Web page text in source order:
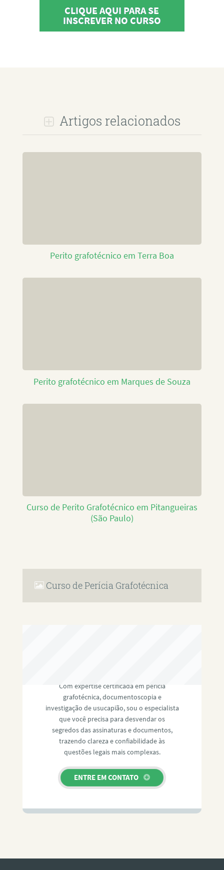
CLIQUE AQUI PARA SE
INSCREVER NO CURSO
Artigos relacionados
Perito grafotécnico em Terra Boa
Perito grafotécnico em Marques de Souza
Curso de Perito Grafotécnico em Pitangueiras
(São Paulo)
Curso de Perícia Grafotécnica
Com expertise certificada em perícia
grafotécnica, documentoscopia e
investigação de usucapião, sou o especialista
que você precisa para desvendar os
segredos das assinaturas e documentos,
trazendo clareza e confiabilidade às
questões legais mais complexas.
ENTRE EM CONTATO